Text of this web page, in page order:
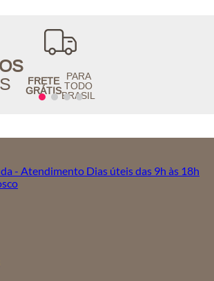
FRETE
GRÁTIS
PARA
TODO
BRASIL
- Atendimento Dias úteis das 9h às 18h